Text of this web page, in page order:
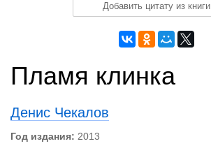
Добавить цитату из книги
Пламя клинка
Денис Чекалов
Год издания: 2013